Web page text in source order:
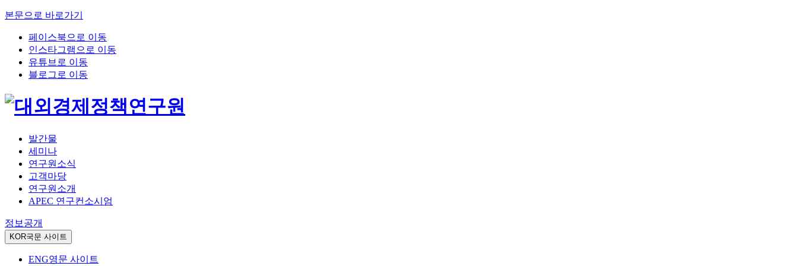
본문으로 바로가기
페이스북으로 이동
인스타그램으로 이동
유튜브로 이동
블로그로 이동
발간물
세미나
연구원소식
고객마당
연구원소개
APEC 연구컨소시엄
정보공개
KOR국문 사이트
ENG영문 사이트